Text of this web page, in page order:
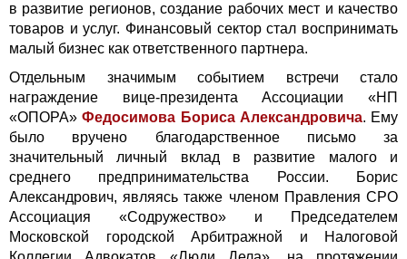
в развитие регионов, создание рабочих мест и качество
товаров и услуг. Финансовый сектор стал воспринимать
малый бизнес как ответственного партнера.
Отдельным значимым событием встречи стало
награждение вице-президента Ассоциации «НП
«ОПОРА» Федосимова Бориса Александровича. Ему
было вручено благодарственное письмо за
значительный личный вклад в развитие малого и
среднего предпринимательства России. Борис
Александрович, являясь также членом Правления СРО
Ассоциация «Содружество» и Председателем
Московской городской Арбитражной и Налоговой